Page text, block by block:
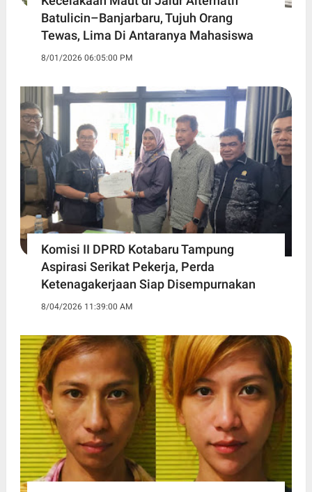
Batulicin–Banjarbaru, Tujuh Orang
Tewas, Lima Di Antaranya Mahasiswa
8/01/2026 06:05:00 PM
Komisi II DPRD Kotabaru Tampung
Aspirasi Serikat Pekerja, Perda
Ketenagakerjaan Siap Disempurnakan
8/04/2026 11:39:00 AM